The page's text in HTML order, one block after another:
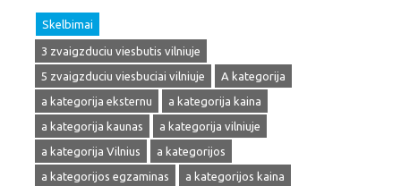
Skelbimai
3 zvaigzduciu viesbutis vilniuje
5 zvaigzduciu viesbuciai vilniuje
A kategorija
a kategorija eksternu
a kategorija kaina
a kategorija kaunas
a kategorija vilniuje
a kategorija Vilnius
a kategorijos
a kategorijos egzaminas
a kategorijos kaina